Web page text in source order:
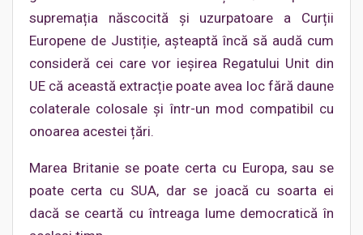
supremația născocită și uzurpatoare a Curții
Europene de Justiție, așteaptă încă să audă cum
consideră cei care vor ieșirea Regatului Unit din
UE că această extracție poate avea loc fără daune
colaterale colosale și într-un mod compatibil cu
onoarea acestei țări.
Marea Britanie se poate certa cu Europa, sau se
poate certa cu SUA, dar se joacă cu soarta ei
dacă se ceartă cu întreaga lume democratică în